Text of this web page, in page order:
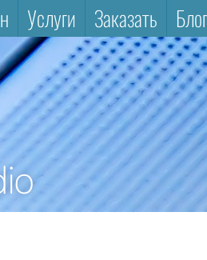
Услуги Заказать Блог